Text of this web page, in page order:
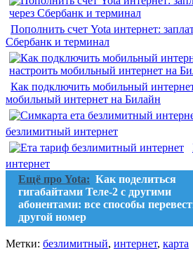
Пополнить счет Yota интернет:
Cбербанк и терминал
Как подключить мобильный
мобильный интернет на Билайн
безлимитный интернет
интернет
Ещё про Yota: Как поделиться
гигабайтами Теле-2 с другими
абонентами: все способы
другой номер
Метки: безлимитный, интернет, карта